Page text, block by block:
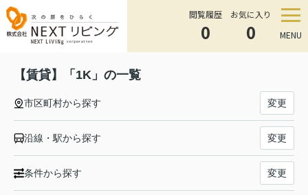
閲覧履歴
0
お気に入り
0 MENU
【賃貸】「1K」の一覧
市区町村から探す 変更
沿線・駅から探す 変更
条件から探す 変更